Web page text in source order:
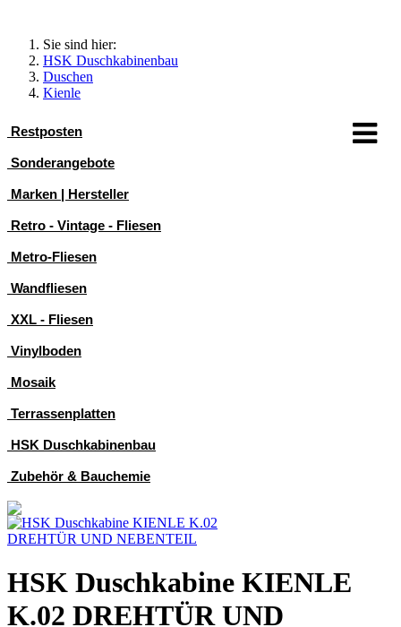
Sie sind hier:
HSK Duschkabinenbau
Duschen
Kienle
Restposten
Sonderangebote
Marken | Hersteller
Retro - Vintage - Fliesen
Metro-Fliesen
Wandfliesen
XXL - Fliesen
Vinylboden
Mosaik
Terrassenplatten
HSK Duschkabinenbau
Zubehör & Bauchemie
HSK Duschkabine KIENLE
K.02 DREHTÜR UND